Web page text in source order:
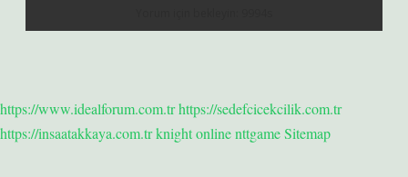
https://www.idealforum.com.trhttps://sedefcicekcilik.com.tr
https://insaatakkaya.com.trknight onlinenttgameSitemap